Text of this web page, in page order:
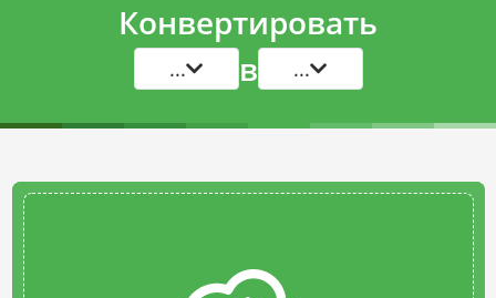
Конвертировать
... в ...